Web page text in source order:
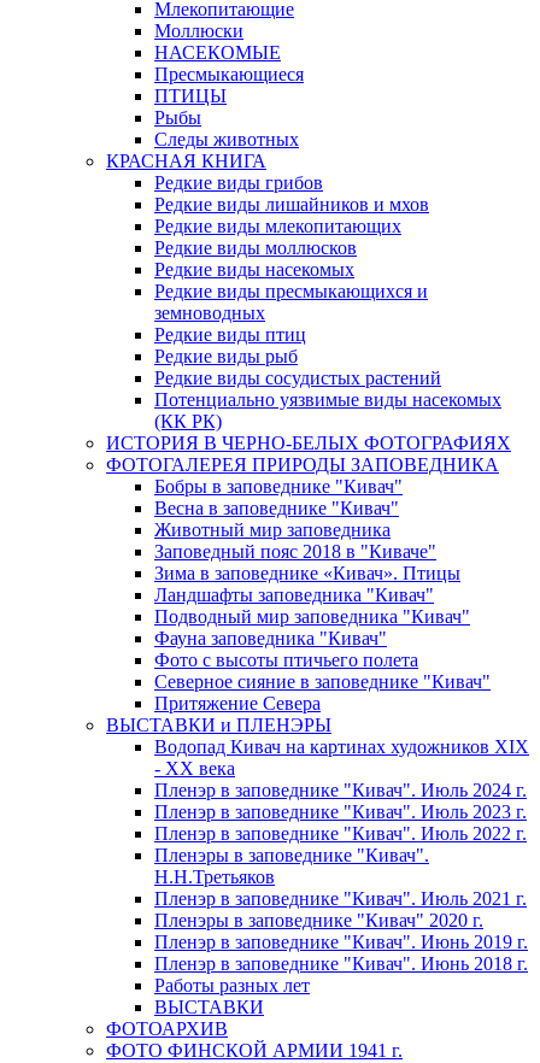
Млекопитающие
Моллюски
НАСЕКОМЫЕ
Пресмыкающиеся
ПТИЦЫ
Рыбы
Следы животных
КРАСНАЯ КНИГА
Редкие виды грибов
Редкие виды лишайников и мхов
Редкие виды млекопитающих
Редкие виды моллюсков
Редкие виды насекомых
Редкие виды пресмыкающихся и
земноводных
Редкие виды птиц
Редкие виды рыб
Редкие виды сосудистых растений
Потенциально уязвимые виды насекомых
(КК РК)
ИСТОРИЯ В ЧЕРНО-БЕЛЫХ ФОТОГРАФИЯХ
ФОТОГАЛЕРЕЯ ПРИРОДЫ ЗАПОВЕДНИКА
Бобры в заповеднике "Кивач"
Весна в заповеднике "Кивач"
Животный мир заповедника
Заповедный пояс 2018 в "Киваче"
Зима в заповеднике «Кивач». Птицы
Ландшафты заповедника "Кивач"
Подводный мир заповедника "Кивач"
Фауна заповедника "Кивач"
Фото с высоты птичьего полета
Северное сияние в заповеднике "Кивач"
Притяжение Севера
ВЫСТАВКИ и ПЛЕНЭРЫ
Водопад Кивач на картинах художников XIX
- XX века
Пленэр в заповеднике "Кивач". Июль 2024 г.
Пленэр в заповеднике "Кивач". Июль 2023 г.
Пленэр в заповеднике "Кивач". Июль 2022 г.
Пленэры в заповеднике "Кивач".
Н.Н.Третьяков
Пленэр в заповеднике "Кивач". Июль 2021 г.
Пленэры в заповеднике "Кивач" 2020 г.
Пленэр в заповеднике "Кивач". Июнь 2019 г.
Пленэр в заповеднике "Кивач". Июнь 2018 г.
Работы разных лет
ВЫСТАВКИ
ФОТОАРХИВ
ФОТО ФИНСКОЙ АРМИИ 1941 г.